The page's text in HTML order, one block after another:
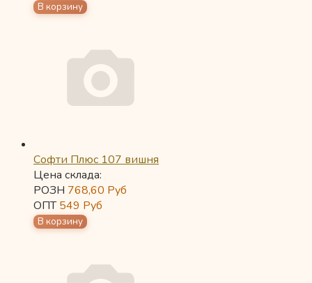
Софти Плюс 107 вишня
Цена склада:
РОЗН 768,60 Руб
ОПТ549 Руб